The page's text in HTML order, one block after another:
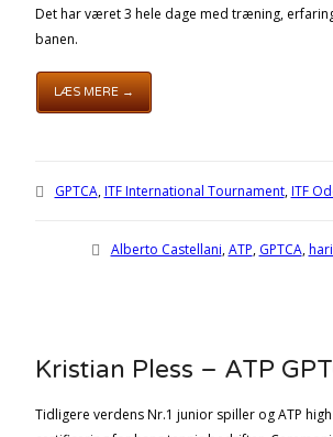
Det har været 3 hele dage med træning,
banen.
LÆS MERE →
GPTCA,ITF International Tournament,ITF
Alberto Castellani,ATP, GPTCA,
Kristian Pless – ATP
Tidligere verdens Nr.1 junior spiller og ATP